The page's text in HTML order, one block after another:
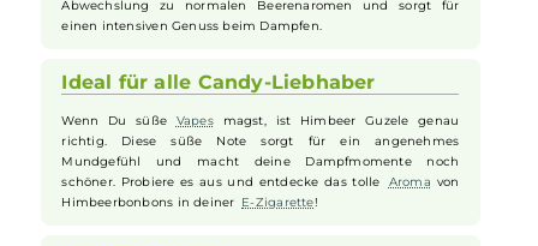
Candy Aromen schätzen.
Fruchtige Süße für deine E-Zigarette
Himbeer Guzele bringt den süßen Geschmack von Himbeer
Bonbons direkt in deine
Vape. Dieses Liquidist perfekt, wenn
Du Lust auf süße und fruchtige Aromenhast. Es ist eine tolle
Abwechslung zu normalen Beerenaromen und sorgt für
einen intensiven Genuss beim Dampfen.